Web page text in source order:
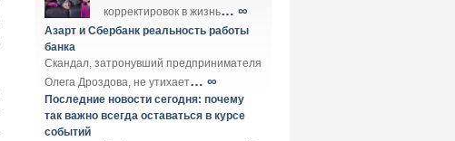
корректировок в жизнь… ∞
Азарт и Сбербанк реальность работы
банка
Скандал, затронувший предпринимателя
Олега Дроздова, не утихает… ∞
Последние новости сегодня: почему
так важно всегда оставаться в курсе
событий